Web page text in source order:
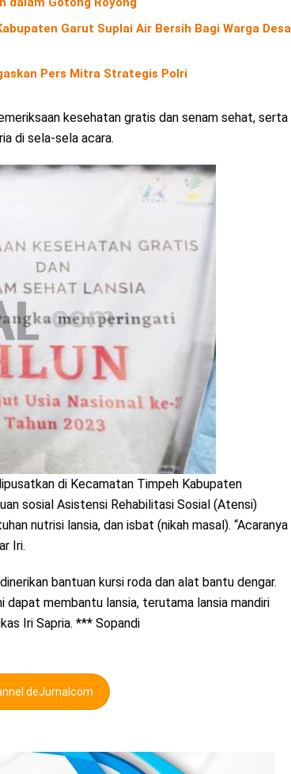
Garut Suplai Air Bersih Bagi Warga Desa
Pers Mitra Strategis Polri
kesehatan gratis dan senam sehat, serta
di sela-sela acara.
di Kecamatan Timpeh Kabupaten
sosial Asistensi Rehabilitasi Sosial (Atensi)
nutrisi lansia, dan isbat (nikah masal). “Acaranya
Iri.
bantuan kursi roda dan alat bantu dengar.
dapat membantu lansia, terutama lansia mandiri
Iri Sapria. *** Sopandi
deJurnalcom